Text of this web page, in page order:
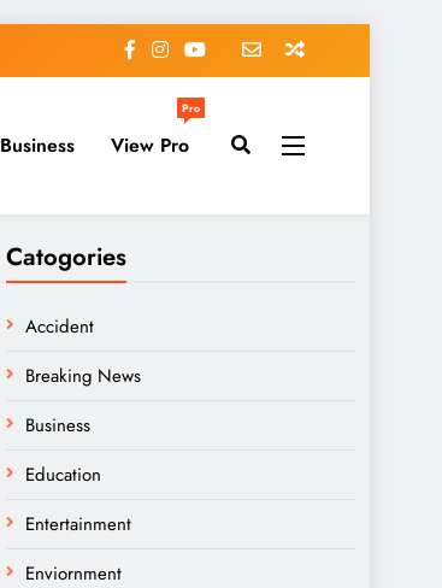
Business View Pro
Pro
Catogories
Accident
Breaking News
Business
Education
Entertainment
Enviornment